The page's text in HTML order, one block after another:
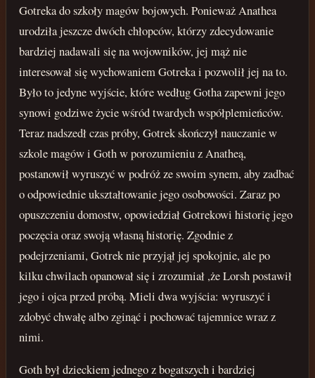
Gotreka do szkoły magów bojowych. Ponieważ Anathea
urodziła jeszcze dwóch chłopców, którzy zdecydowanie
bardziej nadawali się na wojowników, jej mąż nie
interesował się wychowaniem Gotreka i pozwolił jej na to.
Było to jedyne wyjście, które według Gotha zapewni jego
synowi godziwe życie wśród twardych współplemieńców.
Teraz nadszedł czas próby, Gotrek skończył nauczanie w
szkole magów i Goth w porozumieniu z Anatheą,
postanowił wyruszyć w podróż ze swoim synem, aby zadbać
o odpowiednie ukształtowanie jego osobowości. Zaraz po
opuszczeniu domostw, opowiedział Gotrekowi historię jego
poczęcia oraz swoją własną historię. Zgodnie z
podejrzeniami, Gotrek nie przyjął jej spokojnie, ale po
kilku chwilach opanował się i zrozumiał ,że Lorsh postawił
jego i ojca przed próbą. Mieli dwa wyjścia: wyruszyć i
zdobyć chwałę albo zginąć i pochować tajemnice wraz z
nimi.
Goth był dzieckiem jednego z bogatszych i bardziej